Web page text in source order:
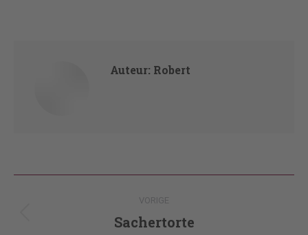
Auteur: Robert
navigation
VORIGE
Vorig
Sachertorte